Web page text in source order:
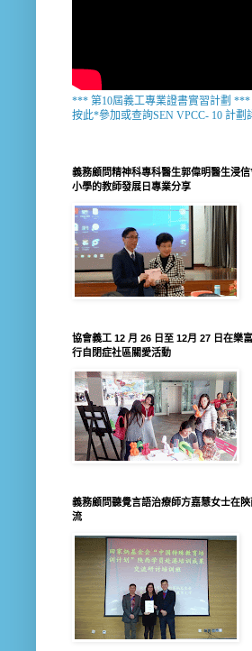
*** 第10屆義工專業證書實習計劃 ***
按此*參加或查詢SEN VPCC- 10 計劃
義務顧問精神科專科醫生郭偉明醫生浸
小學的教師發展日專業分享
協會義工 12 月 26 日至 12月 27 日在樂
行自閉症社區關愛活動
義務顧問聽覺言語治療師方嘉慧女士在
流